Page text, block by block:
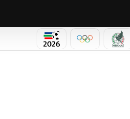
MUNDIAL 2026OLÍMPICOS